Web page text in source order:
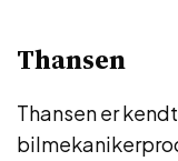
Thansen
Thansen er